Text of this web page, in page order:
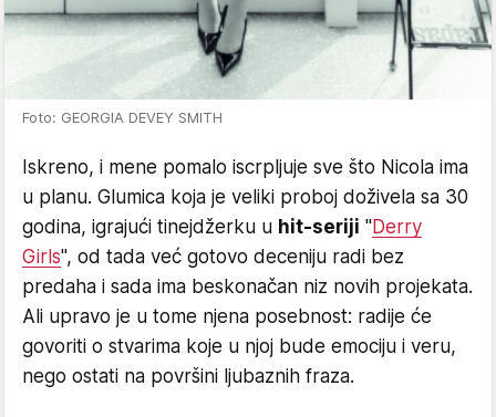
Foto: GEORGIA DEVEY SMITH
​Iskreno, i mene pomalo iscrpljuje sve što Nicola ima
u planu. Glumica koja je veliki proboj doživela sa 30
godina, igrajući tinejdžerku u hit-seriji "Derry
Girls", od tada već gotovo deceniju radi bez
predaha i sada ima beskonačan niz novih projekata.
Ali upravo je u tome njena posebnost: radije će
govoriti o stvarima koje u njoj bude emociju i veru,
nego ostati na površini ljubaznih fraza.